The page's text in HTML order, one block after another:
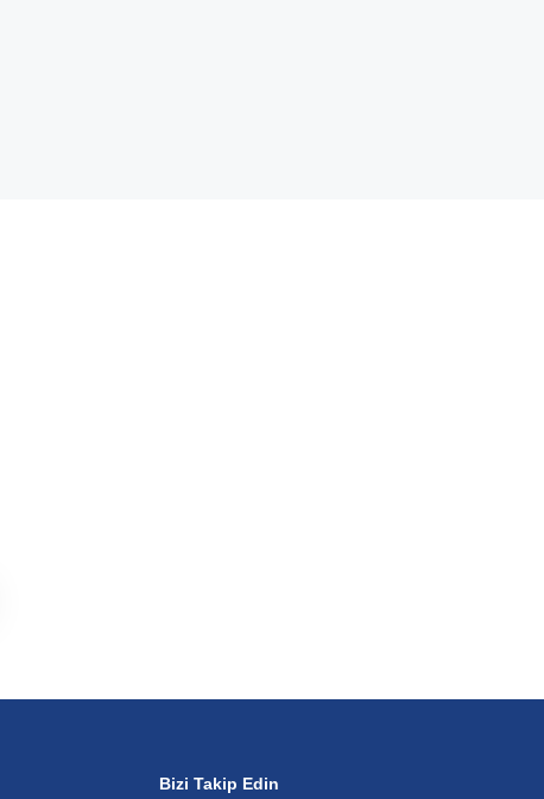
Bizi Takip Edin